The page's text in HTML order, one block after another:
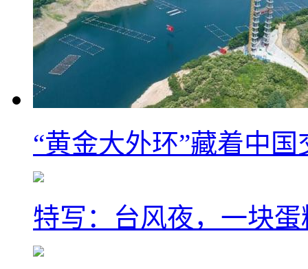
“黄金大外环”藏着中
特写：台风夜，一块